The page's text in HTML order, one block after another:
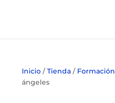
Inicio/Tienda/ Formación
ángeles